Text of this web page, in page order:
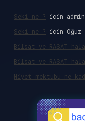
Seki ne ? için admin
Seki ne ? için Oğuz
Bilsat ve RASAT
Bilsat ve RASAT
Niyet mektubu ne